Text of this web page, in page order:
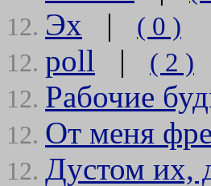
12. Эх | ( 0 )
12. poll | ( 2 )
12. Рабочие
12. От меня
12. Дустом их,